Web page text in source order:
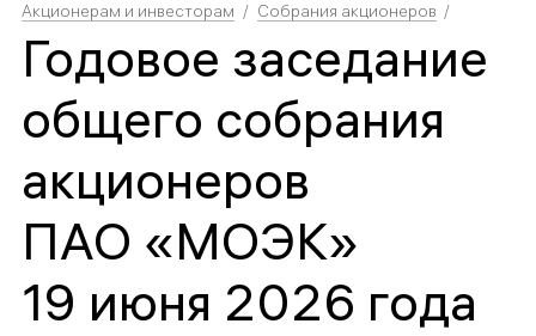
Акционерам и инвесторам Собрания акционеров
Годовое заседание
общего собрания
акционеров
ПАО «МОЭК»
19 июня 2026 года